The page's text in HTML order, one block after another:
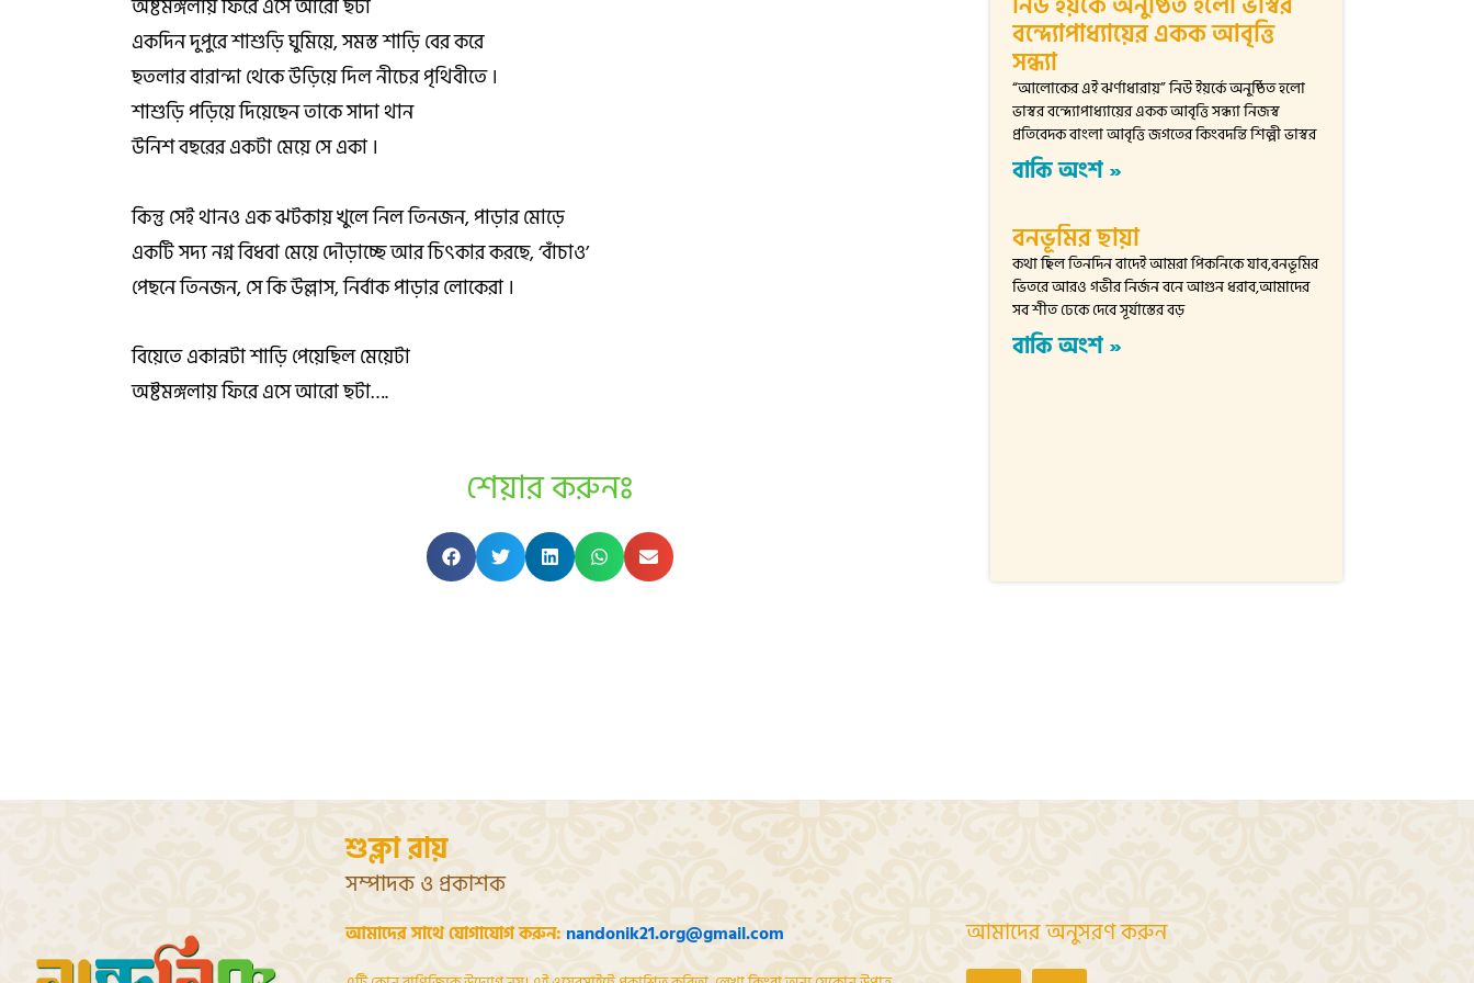
অষ্টমঙ্গলায় ফিরে এসে আরো ছটা
একদিন দুপুরে শাশুড়ি ঘুমিয়ে, সমস্ত শাড়ি বের করে
ছতলার বারান্দা থেকে উড়িয়ে দিল নীচের পৃথিবীতে ।
শাশুড়ি পড়িয়ে দিয়েছেন তাকে সাদা থান
উনিশ বছরের একটা মেয়ে সে একা ।
কিন্তু সেই থানও এক ঝটকায় খুলে নিল তিনজন, পাড়ার মোড়ে
একটি সদ্য নগ্ন বিধবা মেয়ে দৌড়াচ্ছে আর চিৎকার করছে, ‘বাঁচাও’
পেছনে তিনজন, সে কি উল্লাস, নির্বাক পাড়ার লোকেরা ।
বিয়েতে একান্নটা শাড়ি পেয়েছিল মেয়েটা
অষ্টমঙ্গলায় ফিরে এসে আরো ছটা….
শেয়ার করুনঃ
বন্দ্যোপাধ্যায়ের একক আবৃত্তি
সন্ধ্যা
“আলোকের এই ঝর্ণাধারায়” নিউ ইয়র্কে অনুষ্ঠিত হলো
ভাস্বর বন্দ্যোপাধ্যায়ের একক আবৃত্তি সন্ধ্যা নিজস্ব
প্রতিবেদক বাংলা আবৃত্তি জগতের কিংবদন্তি শিল্পী ভাস্বর
বাকি অংশ »
বনভূমির ছায়া
কথা ছিল তিনদিন বাদেই আমরা পিকনিকে যাব,বনভূমির
ভিতরে আরও গভীর নির্জন বনে আগুন ধরাব,আমাদের
সব শীত ঢেকে দেবে সূর্যাস্তের বড়
বাকি অংশ »
শুক্লা রায়
সম্পাদক ও প্রকাশক
আমাদের সাথে যোগাযোগ করুন: nandonik21.org@gmail.com আমাদের অনুসরণ করুন